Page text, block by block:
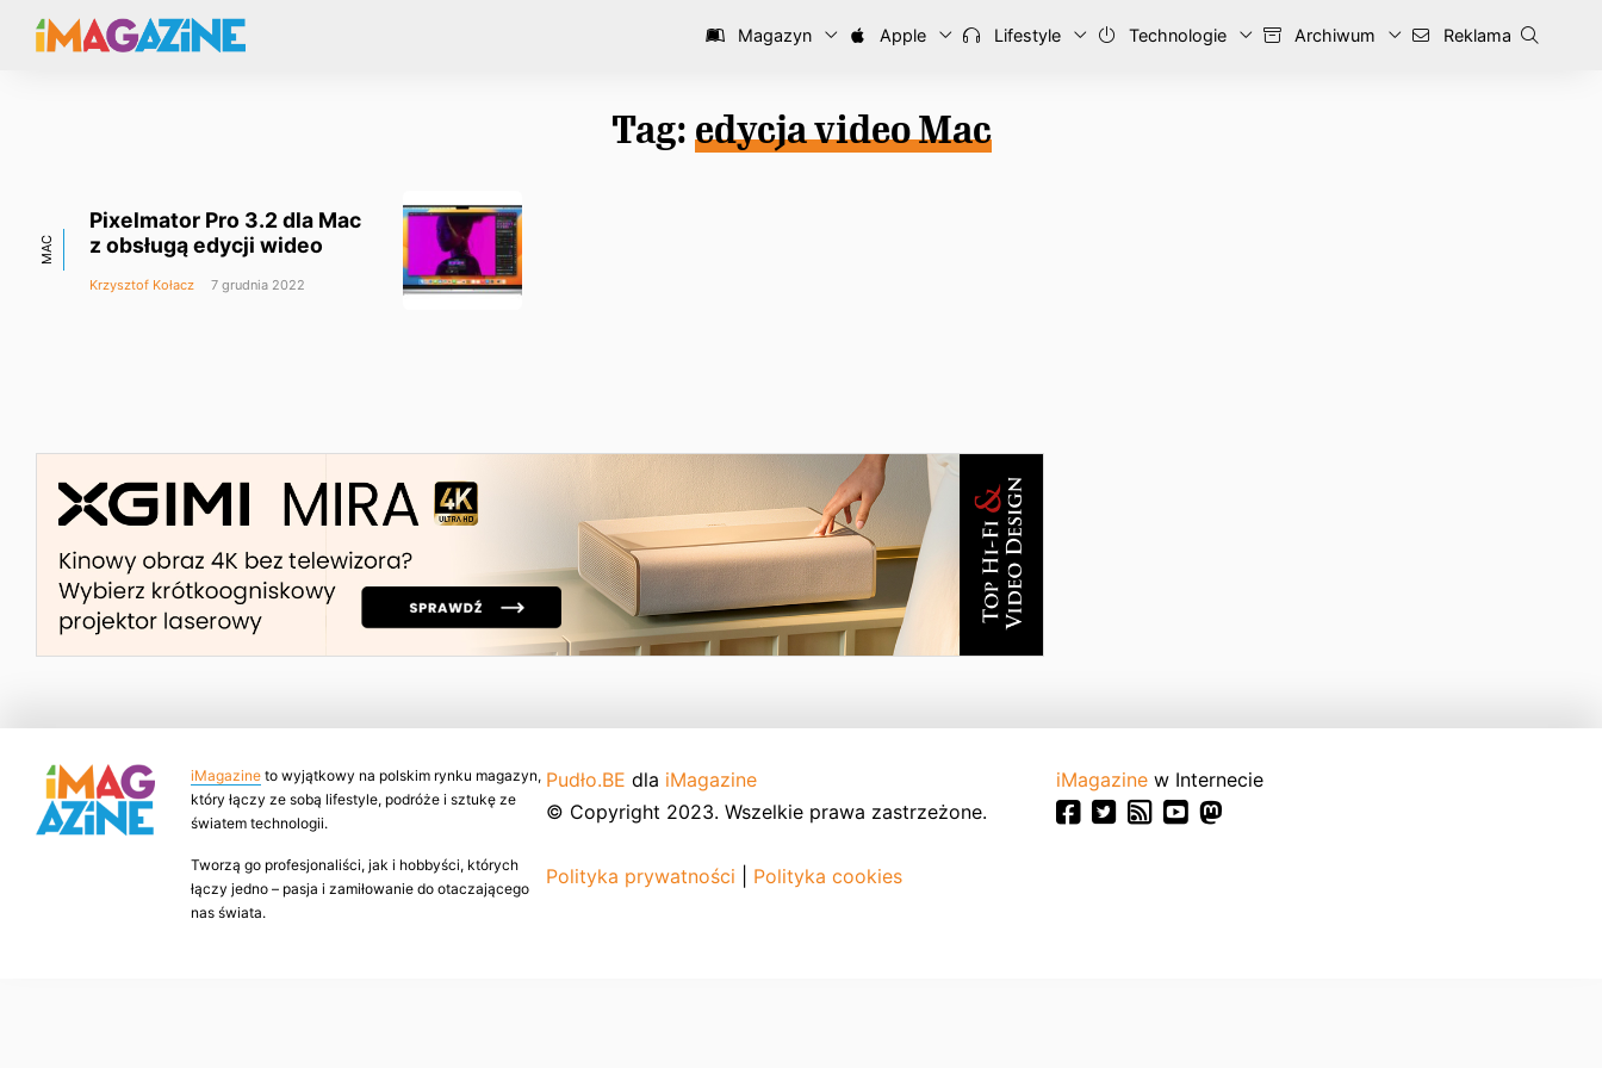
Magazyn Apple Lifestyle Technologie Archiwum Reklama
Tag: edycja video Mac
MAC
Pixelmator Pro 3.2 dla Mac
z obsługą edycji wideo
Krzysztof Kołacz 7 grudnia 2022
iMagazine to wyjątkowy na polskim rynku magazyn,
który łączy ze sobą lifestyle, podróże i sztukę ze
światem technologii.
Tworzą go profesjonaliści, jak i hobbyści, których
łączy jedno – pasja i zamiłowanie do otaczającego
nas świata.
Pudło.BE dla iMagazine
© Copyright 2023. Wszelkie prawa zastrzeżone.
Polityka prywatności Polityka cookies
iMagazine w Internecie